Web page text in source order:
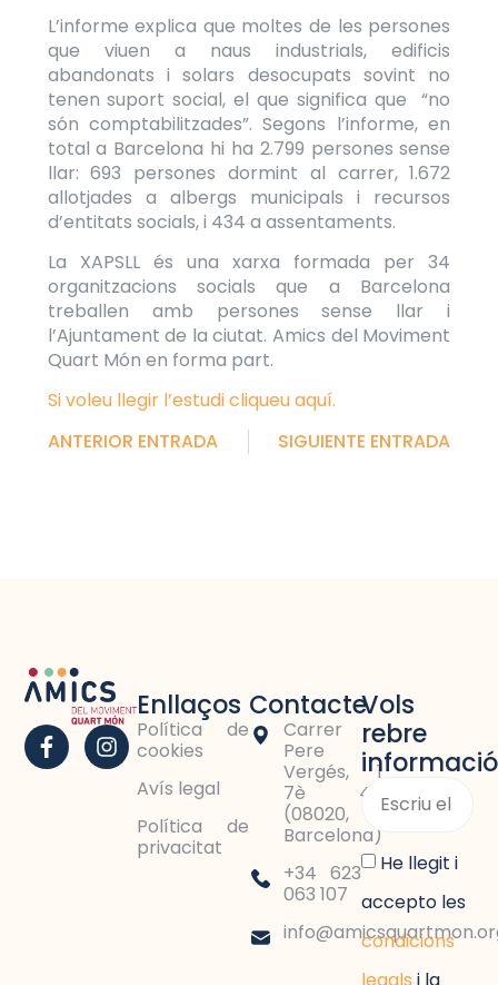
L’informe explica que moltes de les persones
que viuen a naus industrials, edificis
abandonats i solars desocupats sovint no
tenen suport social, el que significa que “no
són comptabilitzades”. Segons l’informe, en
total a Barcelona hi ha 2.799 persones sense
llar: 693 persones dormint al carrer, 1.672
allotjades a albergs municipals i recursos
d’entitats socials, i 434 a assentaments.
La XAPSLL és una xarxa formada per 34
organitzacions socials que a Barcelona
treballen amb persones sense llar i
l’Ajuntament de la ciutat. Amics del Moviment
Quart Món en forma part.
Si voleu llegir l’estudi cliqueu aquí.
ANTERIOR ENTRADA
SIGUIENTE ENTRADA
Enllaços
Política de
cookies
Avís legal
Política de
privacitat
Contacte
Carrer
Pere
Vergés, 1
7è 4a
(08020,
Barcelona)
+34 623
063 107
Vols
rebre
He llegit i
accepto les
condicions
legals i la